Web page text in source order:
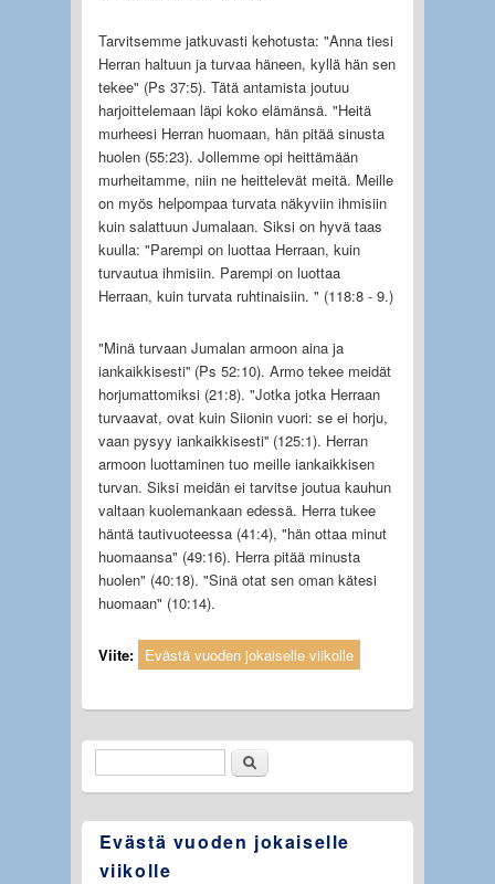
Tarvitsemme jatkuvasti kehotusta: "Anna tiesi
Herran haltuun ja turvaa häneen, kyllä hän sen
tekee" (Ps 37:5). Tätä antamista joutuu
harjoittelemaan läpi koko elämänsä. "Heitä
murheesi Herran huomaan, hän pitää sinusta
huolen (55:23). Jollemme opi heittämään
murheitamme, niin ne heittelevät meitä. Meille
on myös helpompaa turvata näkyviin ihmisiin
kuin salattuun Jumalaan. Siksi on hyvä taas
kuulla: "Parempi on luottaa Herraan, kuin
turvautua ihmisiin. Parempi on luottaa
Herraan, kuin turvata ruhtinaisiin. " (118:8 - 9.)
"Minä turvaan Jumalan armoon aina ja
iankaikkisesti'' (Ps 52:10). Armo tekee meidät
horjumattomiksi (21:8). "Jotka jotka Herraan
turvaavat, ovat kuin Siionin vuori: se ei horju,
vaan pysyy iankaikkisesti'' (125:1). Herran
armoon luottaminen tuo meille iankaikkisen
turvan. Siksi meidän ei tarvitse joutua kauhun
valtaan kuolemankaan edessä. Herra tukee
häntä tautivuoteessa (41:4), "hän ottaa minut
huomaansa" (49:16). Herra pitää minusta
huolen" (40:18). "Sinä otat sen oman kätesi
huomaan" (10:14).
Viite: Evästä vuoden jokaiselle viikolle
HakulomakeEtsi
Evästä vuoden jokaiselle
viikolle